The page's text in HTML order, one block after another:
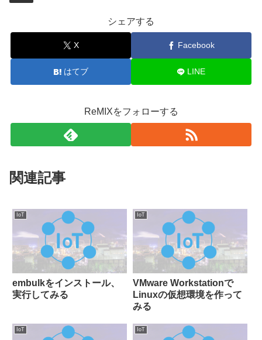
シェアする
X Facebook
はてブ LINE
ReMIXをフォローする
関連記事
IoT
embulkをインストール、
実行してみる
IoT
VMware Workstationで
Linuxの仮想環境を作って
みる
IoT IoT